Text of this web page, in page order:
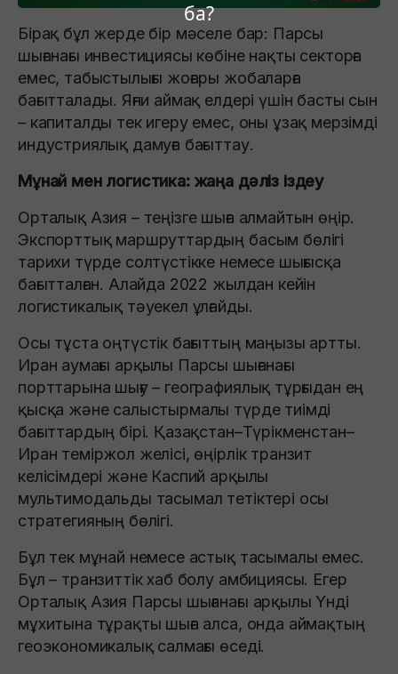
ба?
Бірақ бұл жерде бір мәселе бар: Парсы
шығанағы инвестициясы көбіне нақты секторға
емес, табыстылығы жоғары жобаларға
бағытталады. Яғни аймақ елдері үшін басты сын
– капиталды тек игеру емес, оны ұзақ мерзімді
индустриялық дамуға бағыттау.
Мұнай мен логистика: жаңа дәліз іздеу
Орталық Азия – теңізге шыға алмайтын өңір.
Экспорттық маршруттардың басым бөлігі
тарихи түрде солтүстікке немесе шығысқа
бағытталған. Алайда 2022 жылдан кейін
логистикалық тәуекел ұлғайды.
Осы тұста оңтүстік бағыттың маңызы артты.
Иран аумағы арқылы Парсы шығанағы
порттарына шығу – географиялық тұрғыдан ең
қысқа және салыстырмалы түрде тиімді
бағыттардың бірі. Қазақстан–Түрікменстан–
Иран теміржол желісі, өңірлік транзит
келісімдері және Каспий арқылы
мультимодальды тасымал тетіктері осы
стратегияның бөлігі.
Бұл тек мұнай немесе астық тасымалы емес.
Бұл – транзиттік хаб болу амбициясы. Егер
Орталық Азия Парсы шығанағы арқылы Үнді
мұхитына тұрақты шыға алса, онда аймақтың
геоэкономикалық салмағы өседі.